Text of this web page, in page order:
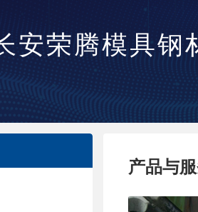
安荣腾模具钢
产品与